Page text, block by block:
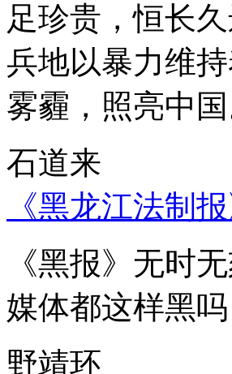
足珍贵，恒长
兵地以暴力维
雾霾，照亮中国
石道来
《黑龙江法制
《黑报》无时
媒体都这样黑
野靖环